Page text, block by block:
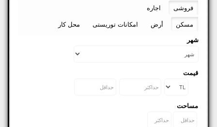
فروشی
اجاره
مسکن
أرض امکانات توریستی
محل کار
شهر
قیمت
مساحت